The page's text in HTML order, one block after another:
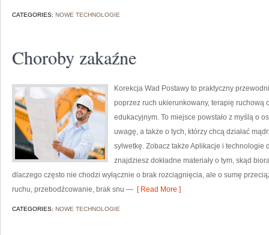
CATEGORIES: NOWE TECHNOLOGIE
Choroby zakaźne
Korekcja Wad Postawy to praktyczny
poprzez ruch ukierunkowany, terapię
edukacyjnym. To miejsce powstało z myślą o
uwagę, a także o tych, którzy chcą działać
sylwetkę. Zobacz także Aplikacje i
znajdziesz dokładne materiały o tym, skąd
dlaczego często nie chodzi wyłącznie o brak rozciągnięcia, ale o sumę
ruchu, przebodźcowanie, brak snu — [ Read More ]
CATEGORIES: NOWE TECHNOLOGIE